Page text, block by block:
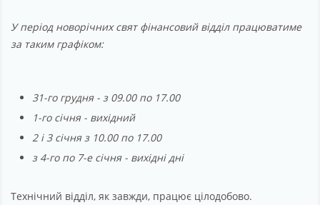
У період новорічних свят фінансовий відділ працюватиме
за таким графіком:
31-го грудня - з 09.00 по 17.00
1-го січня - вихідний
2 і 3 січня з 10.00 по 17.00
з 4-го по 7-е січня - вихідні дні
Технічний відділ, як завжди, працює цілодобово.